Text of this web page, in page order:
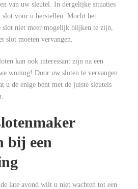
van uw sleutel. In dergelijke situaties
slot voor u herstellen. Mocht het
slot niet meer mogelijk blijken te zijn,
slot moeten vervangen.
kan ook interessant zijn na een
woning! Door uw sloten te vervangen
u de enige bent met de juiste sleutels
bij een
late avond wilt u niet wachten tot een